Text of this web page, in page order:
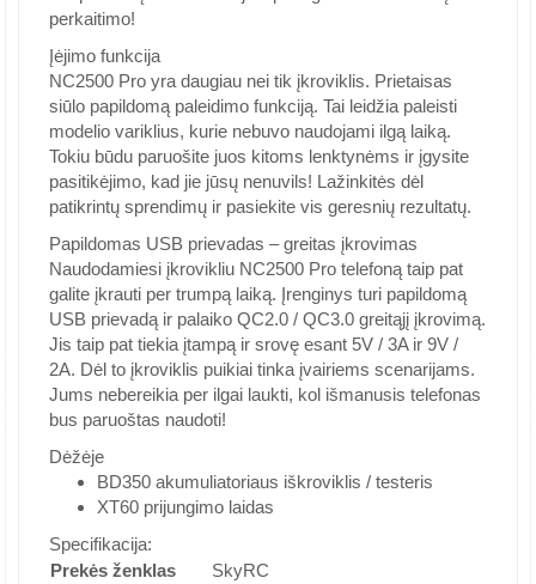
perkaitimo!
Įėjimo funkcija
NC2500 Pro yra daugiau nei tik įkroviklis. Prietaisas
siūlo papildomą paleidimo funkciją. Tai leidžia paleisti
modelio variklius, kurie nebuvo naudojami ilgą laiką.
Tokiu būdu paruošite juos kitoms lenktynėms ir įgysite
pasitikėjimo, kad jie jūsų nenuvils! Lažinkitės dėl
patikrintų sprendimų ir pasiekite vis geresnių rezultatų.
Papildomas USB prievadas – greitas įkrovimas
Naudodamiesi įkrovikliu NC2500 Pro telefoną taip pat
galite įkrauti per trumpą laiką. Įrenginys turi papildomą
USB prievadą ir palaiko QC2.0 / QC3.0 greitąjį įkrovimą.
Jis taip pat tiekia įtampą ir srovę esant 5V / 3A ir 9V /
2A. Dėl to įkroviklis puikiai tinka įvairiems scenarijams.
Jums nebereikia per ilgai laukti, kol išmanusis telefonas
bus paruoštas naudoti!
Dėžėje
BD350 akumuliatoriaus iškroviklis / testeris
XT60 prijungimo laidas
Specifikacija:
Prekės ženklas
SkyRC